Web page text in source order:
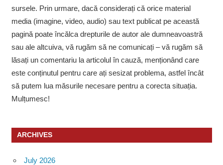
sursele. Prin urmare, dacă considerați că orice material
media (imagine, video, audio) sau text publicat pe această
pagină poate încălca drepturile de autor ale dumneavoastră
sau ale altcuiva, vă rugăm să ne comunicați – vă rugăm să
lăsați un comentariu la articolul în cauză, menționând care
este conținutul pentru care ați sesizat problema, astfel încât
să putem lua măsurile necesare pentru a corecta situația.
Mulțumesc!
ARCHIVES
July 2026